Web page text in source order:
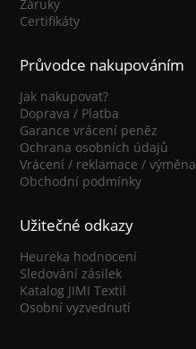
Záruky
Certifikáty
Průvodce nakupováním
Jak nakupovat?
Doprava / Platba
Garance vrácení peněz
Ochrana osobních údajů
Vrácení / reklamace / výměna
Obchodní podmínky
Užitečné odkazy
Heureka hodnocení
Sledování zásilek
Katalog JIMI Textil
Osobní vyzvednutí